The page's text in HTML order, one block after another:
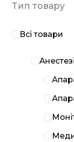
Тип товару
Всі товари